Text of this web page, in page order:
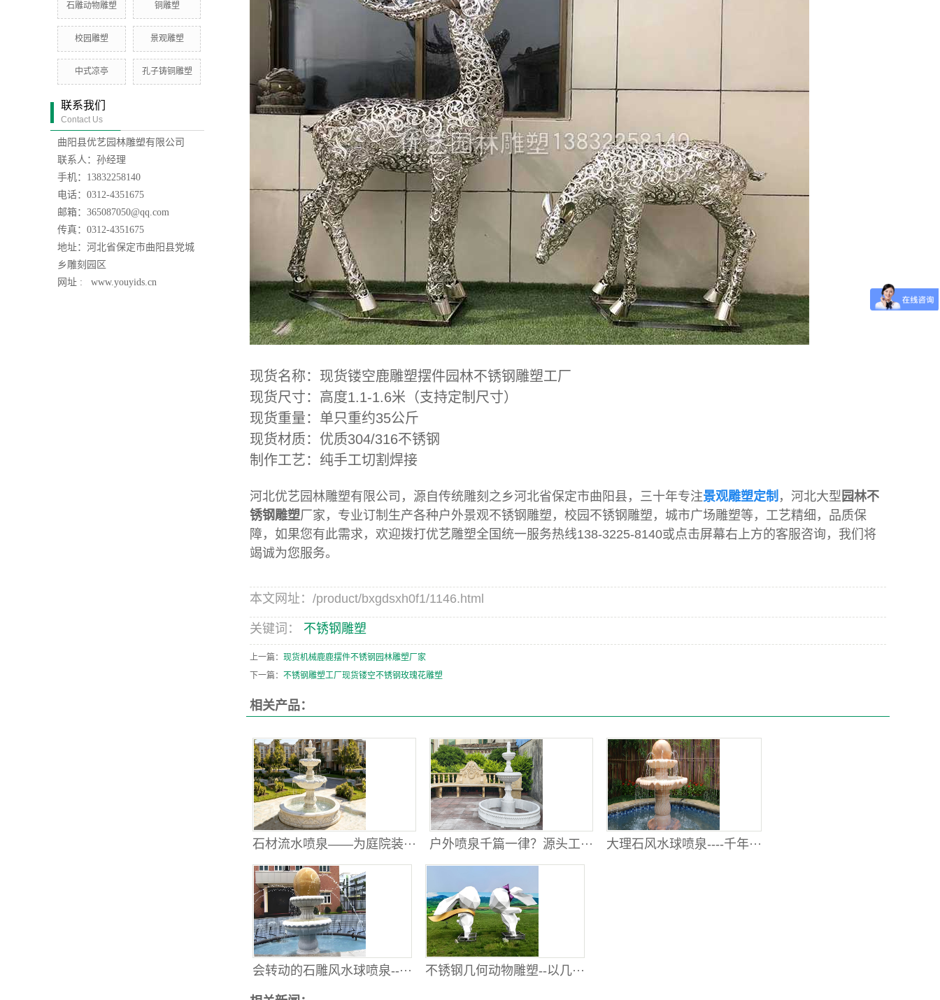
石雕动物雕塑 铜雕塑
校园雕塑 景观雕塑
中式凉亭 孔子铸铜雕塑
联系我们
Contact Us
曲阳县优艺园林雕塑有限公司
联系人：孙经理
手机：13832258140
电话：0312-4351675
邮箱：365087050@qq.com
传真：0312-4351675
地址：河北省保定市曲阳县党城
乡雕刻园区
网址 : www.youyids.cn
现货名称：现货镂空鹿雕塑摆件园林不锈钢雕塑工厂
现货尺寸：高度1.1-1.6米（支持定制尺寸）
现货重量：单只重约35公斤
现货材质：优质304/316不锈钢
制作工艺：纯手工切割焊接
河北优艺园林雕塑有限公司，源自传统雕刻之乡河北省保定市曲阳县，三十年专注景观雕塑定制 ，河北大型 园林不
锈钢雕塑厂家 ，专业订制生产各种户外景观不锈钢雕塑，校园不锈钢雕塑，城市广场雕塑等，工艺精细，品质保
障，如果您有此需求，欢迎拨打优艺雕塑全国统一服务热线138-3225-8140或点击屏幕右上方的客服咨询，我们将
竭诚为您服务。
本文网址：/product/bxgdsxh0f1/1146.html
关键词： 不锈钢雕塑
上一篇： 现货机械鹿鹿摆件不锈钢园林雕塑厂家
下一篇： 不锈钢雕塑工厂现货镂空不锈钢玫瑰花雕塑
相关产品：
石材流水喷泉——为庭院装··· 户外喷泉千篇一律？源头工··· 大理石风水球喷泉----千年···
会转动的石雕风水球喷泉--··· 不锈钢几何动物雕塑--以几···